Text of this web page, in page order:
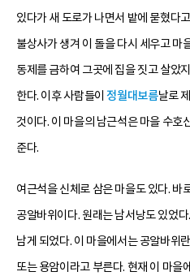
있다가 새 도로가 나면서 밭에 묻혔다
불상사가 생겨 이 돌을 다시 세우고 마
동제를 금하여 그곳에 집을 짓고 살았
한다. 이후 사람들이정월대보름날로
것이다. 이 마을의 남근석은 마을 수호
준다.
여근석을 신체로 삼은 마을도 있다. 바
공알바위이다. 원래는 남서낭도 있었
남게 되었다. 이 마을에서는 공알바위
또는 용암이라고 부른다. 현재 이 마을